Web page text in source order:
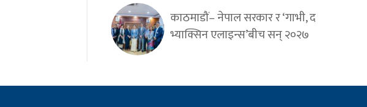
काठमाडौं– नेपाल सरकार र ‘गाभी, द
भ्याक्सिन एलाइन्स’बीच सन् २०२७